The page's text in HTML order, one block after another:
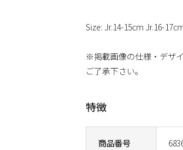
商品番号
Size: Jr.14-15cm Jr.16-
※掲載画像の仕様・デザ
ご了承下さい。
特徴